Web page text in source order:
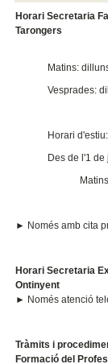
Horari Secretaria
Tarongers
Matins:
Vesprades:
Horari d'estiu:
Des de l'1
► Només amb cita
Horari Secretaria
Ontinyent
► Només atenció
Tràmits i
Formació del